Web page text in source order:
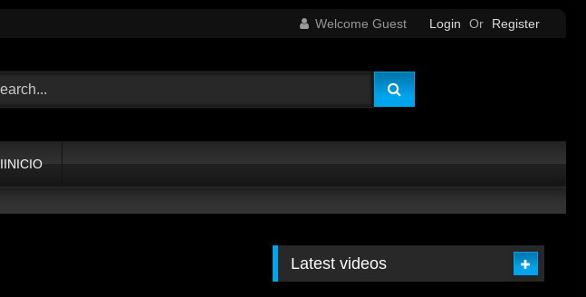
Welcome Guest Login Or Register
IINICIO
Latest videos